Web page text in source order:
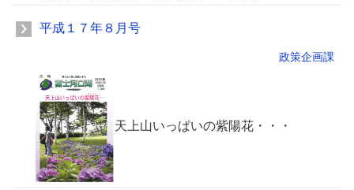
平成１７年８月号
政策企画課
天上山いっぱいの紫陽花・・・